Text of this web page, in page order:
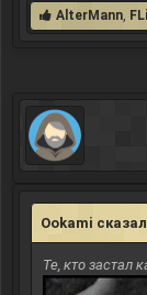
AlterMann,
Ookami
Те, кто застал